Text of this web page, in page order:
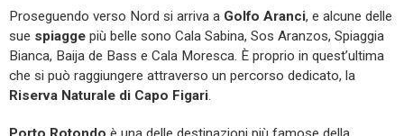
Proseguendo verso Nord si arriva a Golfo Aranci, e alcune delle
sue spiagge più belle sono Cala Sabina, Sos Aranzos, Spiaggia
Bianca, Baija de Bass e Cala Moresca. È proprio in quest’ultima
che si può raggiungere attraverso un percorso dedicato, la
Riserva Naturale di Capo Figari.